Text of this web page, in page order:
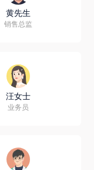
黄先生
销售总监
汪女士
业务员